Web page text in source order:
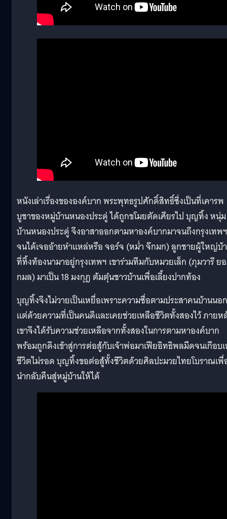
หนังเล่าเรื่องขององค์บาก พระพุทธรูปศักดิ์สิทธิ์ซึ่งเป็นที่เคารพ
บูชาของหมู่บ้านหนองประดู่ ได้ถูกขโมยตัดเศียรไป บุญทิ้ง หนุ่ม
บ้านหนองประดู่ จึงอาสาออกตามหาองค์บากมาจนถึงกรุงเทพฯ
จนได้เจออ้ายหำแหล่หรือ จอร์จ (หม่ำ จ๊กมก) ลูกชายผู้ใหญ่บ้
ที่ทิ้งท้องนามาอยู่กรุงเทพฯ เขาร่วมทีมกับหมวยเล็ก (ภุมวารี ย
กมล) มาเป็น 18 มงกุฎ ต้มตุ๋นชาวบ้านเพื่อเลี้ยงปากท้อง
บุญทิ้งจึงไม่วายเป็นเหยื่อเพราะความซื่อตามประสาคนบ้านนอก
แต่ด้วยความที่เป็นคนดีและเคยช่วยเหลือชีวิตทั้งสองไว้ ภายห
เขาจึงได้รับความช่วยเหลือจากทั้งสองในการตามหาองค์บาก
พร้อมถูกดึงเข้าสู่การต่อสู้กับเจ้าพ่อมาเฟียอิทธิพลมืดจนเกือบ
ชีวิตไม่รอด บุญทิ้งขอต่อสู้ทั้งชีวิตด้วยศิลปะมวยไทยโบราณเพื่
นำกลับคืนสู่หมู่บ้านให้ได้